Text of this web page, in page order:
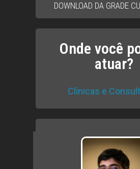
DOWNLOAD DA GRADE
Onde você
atuar?
Clínicas e